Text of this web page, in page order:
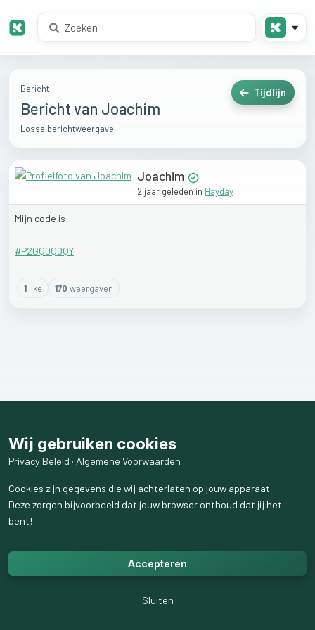
Bericht
Bericht van Joachim
Losse berichtweergave.
Tijdlijn
Joachim
2 jaar geleden in Hayday
Mijn code is:
#P2GQ0Q0QY
1like 170 weergaven
Wij gebruiken cookies
Privacy Beleid · Algemene Voorwaarden
Cookies zijn gegevens die wij achterlaten op jouw apparaat.
Deze zorgen bijvoorbeeld dat jouw browser onthoud dat jij het
bent!
Accepteren
Sluiten